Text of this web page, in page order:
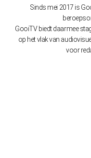
Sinds mei 2017 is
GooiTV biedt daarmee
op het vlak van
voor